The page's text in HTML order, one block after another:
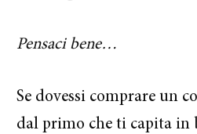
Pensaci bene…
Se dovessi comprare un
dal primo che ti capita in